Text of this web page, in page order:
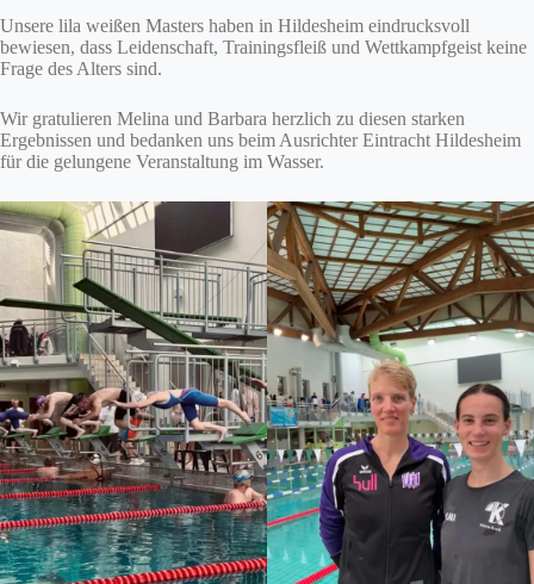
Unsere lila weißen Masters haben in Hildesheim eindrucksvoll
bewiesen, dass Leidenschaft, Trainingsfleiß und Wettkampfgeist keine
Frage des Alters sind.
Wir gratulieren Melina und Barbara herzlich zu diesen starken
Ergebnissen und bedanken uns beim Ausrichter Eintracht Hildesheim
für die gelungene Veranstaltung im Wasser.